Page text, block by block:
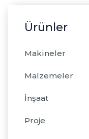
Ürünler
Makineler
Malzemeler
İnşaat
Proje